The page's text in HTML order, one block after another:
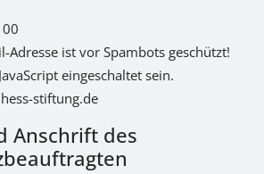
Adresse ist vor Spambots geschützt!
eingeschaltet sein.
stiftung.de
Anschrift des